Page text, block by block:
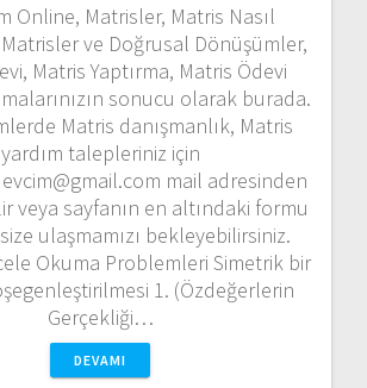
Online, Matrisler, Matris Nasıl
ve Doğrusal Dönüşümler,
Matris Yaptırma, Matris Ödevi
sonucu olarak burada.
Matris danışmanlık, Matris
yardım talepleriniz için
mail adresinden
veya sayfanın en altındaki formu
ulaşmamızı bekleyebilirsiniz.
Okuma Problemleri Simetrik bir
1. (Özdeğerlerin
Gerçekliği…
DEVAMI